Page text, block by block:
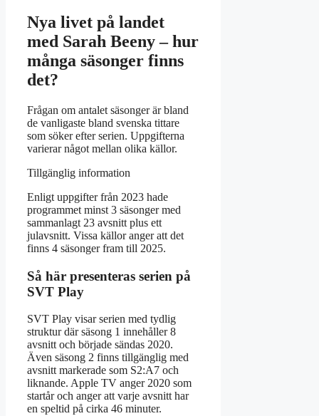
Nya livet på landet
med Sarah Beeny – hur
många säsonger finns
det?
Frågan om antalet säsonger är bland
de vanligaste bland svenska tittare
som söker efter serien. Uppgifterna
varierar något mellan olika källor.
Tillgänglig information
Enligt uppgifter från 2023 hade
programmet minst 3 säsonger med
sammanlagt 23 avsnitt plus ett
julavsnitt. Vissa källor anger att det
finns 4 säsonger fram till 2025.
Så här presenteras serien på
SVT Play
SVT Play visar serien med tydlig
struktur där säsong 1 innehåller 8
avsnitt och började sändas 2020.
Även säsong 2 finns tillgänglig med
avsnitt markerade som S2:A7 och
liknande. Apple TV anger 2020 som
startår och anger att varje avsnitt har
en speltid på cirka 46 minuter.